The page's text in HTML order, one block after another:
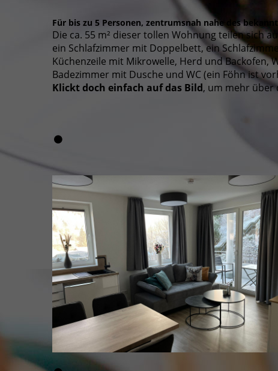
Für bis zu 5 Personen, zentrumsnah nahe des
Die ca. 55 m² dieser tollen Wohnung teilen sich auf
ein Schlafzimmer mit Doppelbett, ein
Küchenzeile mit Mikrowelle, Herd und Backofen,
Badezimmer mit Dusche und WC (ein Föhn ist
Klickt doch einfach auf das Bild, um mehr über